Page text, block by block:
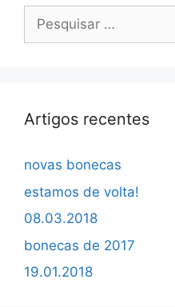
Pesquisar
Artigos recentes
novas bonecas
estamos de volta!
08.03.2018
bonecas de 2017
19.01.2018